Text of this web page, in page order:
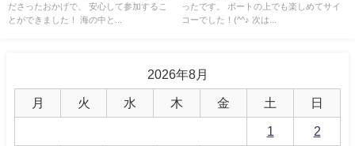
ださったおかげで、 安心して参加するこ
とができました！ 海の中と...
ったです。 ボートの上でも楽しめてサイ
コーでした！(^^♪ 次は...
2026年8月
月 火 水 木 金 土 日
1 2